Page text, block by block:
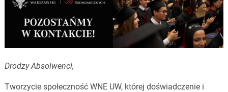
Drodzy Absolwenci,
Tworzycie społeczność WNE UW, której doświadczenie i